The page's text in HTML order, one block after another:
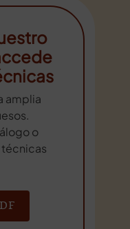
amplia
o
técnicas